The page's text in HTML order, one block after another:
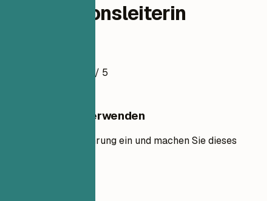
Distributionsleiterin
/ 5
Diese Vorlage verwenden
Fügen Sie Ihre Erfahrung ein und machen Sie dieses